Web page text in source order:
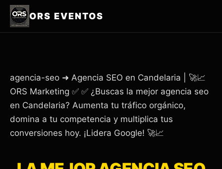
ORS EVENTOS
agencia-seo ➜ Agencia SEO en Candelaria | 🚀📈
ORS Marketing ✅ ✅ ¿Buscas la mejor agencia seo
en Candelaria? Aumenta tu tráfico orgánico,
domina a tu competencia y multiplica tus
conversiones hoy. ¡Lidera Google! 🚀📈